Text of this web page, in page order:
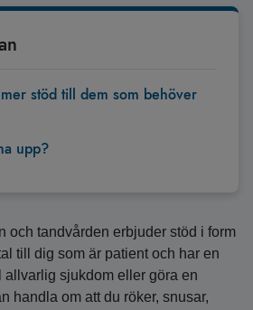
stöd till dem som behöver
upp?
och tandvården erbjuder stöd i form
till dig som är patient och har en
sjukdom eller göra en
handla om att du röker, snusar,